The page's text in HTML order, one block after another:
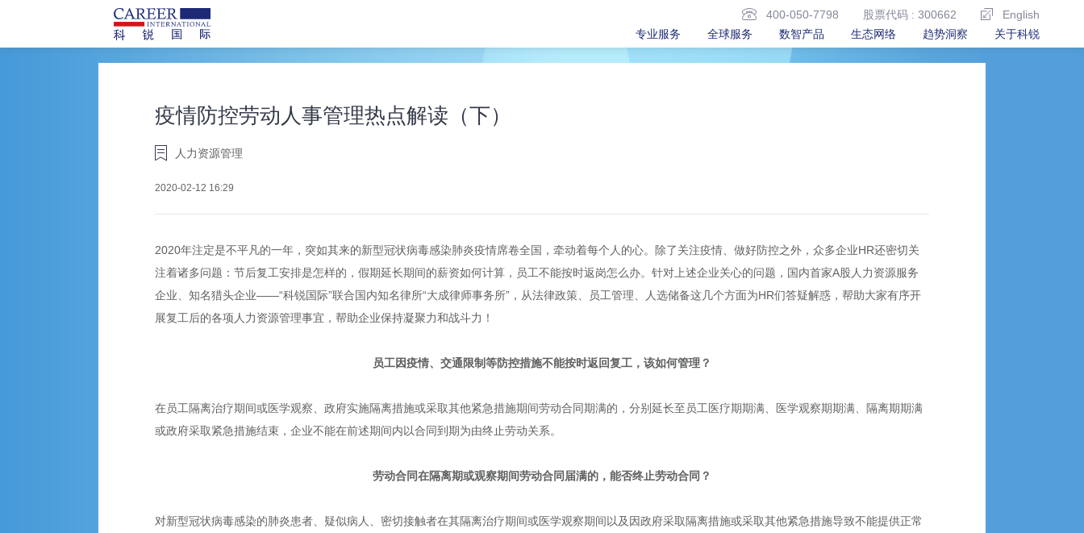
400-050-7798 股票代码 : 300662
English
专业服务
全球服务 数智产品 生态网络 趋势洞察 关于科锐
疫情防控劳动人事管理热点解读（下）
人力资源管理
2020-02-12 16:29
2020年注定是不平凡的一年，突如其来的新型冠状病毒感染肺炎疫情席卷全国，牵动着每个人的心。除了关注疫情、做好防控之外，众多企业HR还密切关
注着诸多问题：节后复工安排是怎样的，假期延长期间的薪资如何计算，员工不能按时返岗怎么办。针对上述企业关心的问题，国内首家A股人力资源服务
企业、知名猎头企业——“科锐国际”联合国内知名律所“大成律师事务所”，从法律政策、员工管理、人选储备这几个方面为HR们答疑解惑，帮助大家有序开
展复工后的各项人力资源管理事宜，帮助企业保持凝聚力和战斗力！
员工因疫情、交通限制等防控措施不能按时返回复工，该如何管理？
在员工隔离治疗期间或医学观察、政府实施隔离措施或采取其他紧急措施期间劳动合同期满的，分别延长至员工医疗期期满、医学观察期期满、隔离期期满
或政府采取紧急措施结束，企业不能在前述期间内以合同到期为由终止劳动关系。
劳动合同在隔离期或观察期间劳动合同届满的，能否终止劳动合同？
对新型冠状病毒感染的肺炎患者、疑似病人、密切接触者在其隔离治疗期间或医学观察期间以及因政府采取隔离措施或采取其他紧急措施导致不能提供正常